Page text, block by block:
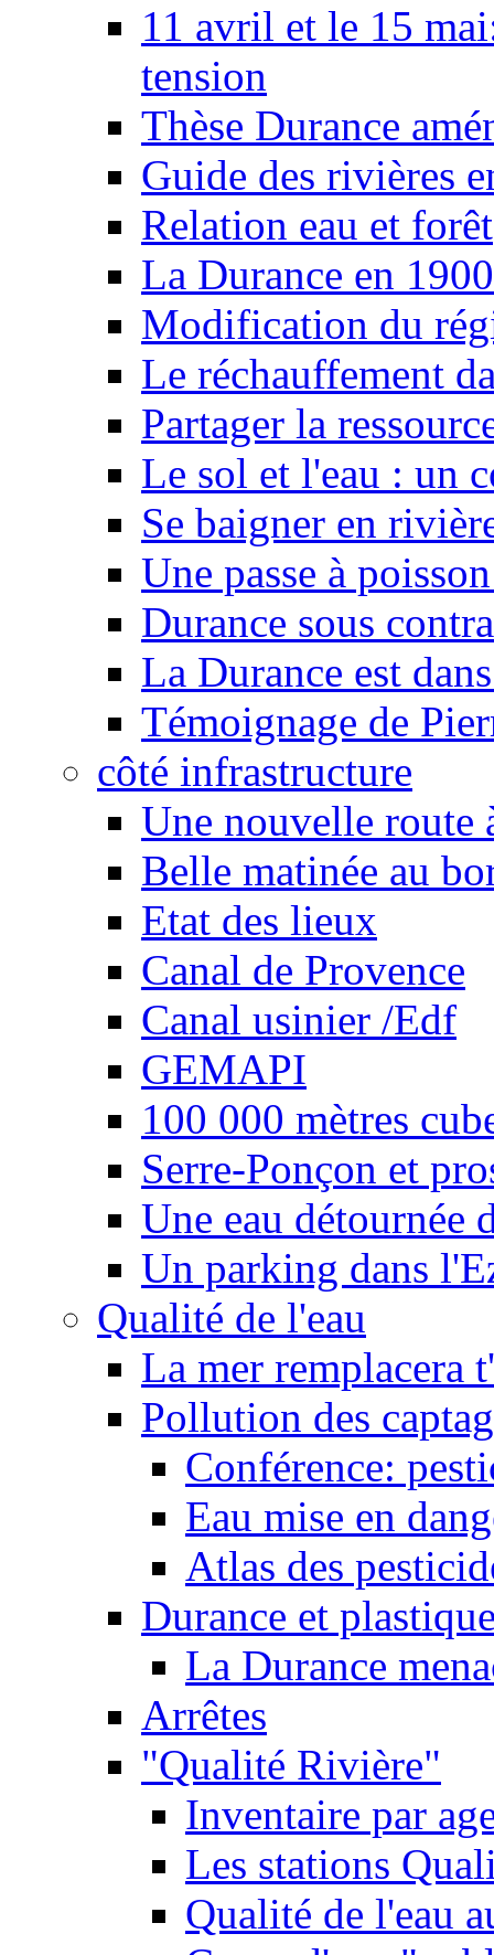
11 avril et le 15
tension
Thèse Durance
Guide des rivières
Relation eau et forêt
La Durance en 1900
Modification du
Le réchauffement
Partager la
Le sol et l'eau : un
Se baigner en
Une passe à
Durance sous
La Durance est
Témoignage de
côté infrastructure
Une nouvelle route
Belle matinée au
Etat des lieux
Canal de Provence
Canal usinier /Edf
GEMAPI
100 000 mètres
Serre-Ponçon et
Une eau détournée
Un parking dans
Qualité de l'eau
La mer remplacera
Pollution des
Conférence:
Eau mise en
Atlas des
Durance et
La Durance
Arrêtes
"Qualité Rivière"
Inventaire par
Les stations
Qualité de l'eau